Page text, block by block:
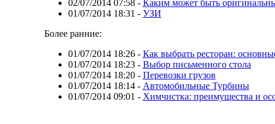
02/07/2014 07:58- Каким может быть
01/07/2014 18:31 - УЗИ
Более ранние:
01/07/2014 18:26- Как выбрать ресторан:
01/07/2014 18:23- Выбор письменного стола
01/07/2014 18:20- Перевозки грузов
01/07/2014 18:14- Автомобильные Турбины
01/07/2014 09:01 - Химчистка: преимущества и